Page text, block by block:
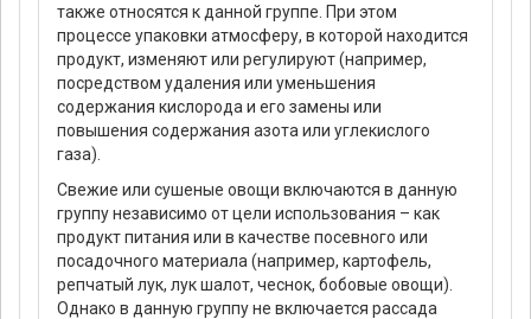
также относятся к данной группе. При этом
процессе упаковки атмосферу, в которой находится
продукт, изменяют или регулируют (например,
посредством удаления или уменьшения
содержания кислорода и его замены или
повышения содержания азота или углекислого
газа).
Свежие или сушеные овощи включаются в данную
группу независимо от цели использования – как
продукт питания или в качестве посевного или
посадочного материала (например, картофель,
репчатый лук, лук шалот, чеснок, бобовые овощи).
Однако в данную группу не включается рассада